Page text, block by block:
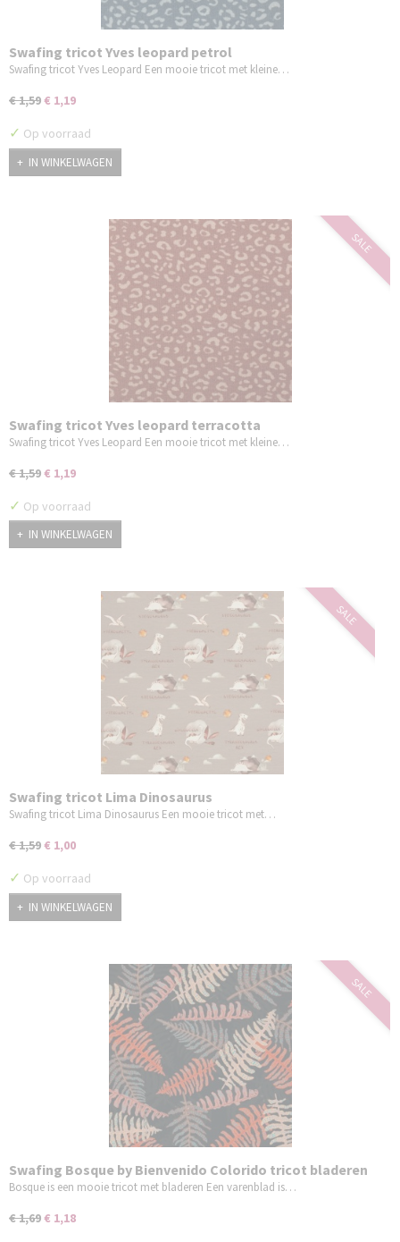
Swafing tricot Yves leopard petrol
Swafing tricot Yves Leopard Een mooie tricot met kleine…
€ 1,59€ 1,19
✓ Op voorraad
IN WINKELWAGEN
SALE
Swafing tricot Yves leopard terracotta
Swafing tricot Yves Leopard Een mooie tricot met kleine…
€ 1,59€ 1,19
✓ Op voorraad
IN WINKELWAGEN
SALE
Swafing tricot Lima Dinosaurus
Swafing tricot Lima Dinosaurus Een mooie tricot met…
€ 1,59€ 1,00
✓ Op voorraad
IN WINKELWAGEN
SALE
Swafing Bosque by Bienvenido Colorido tricot bladeren
roest/bruin
Bosque is een mooie tricot met bladeren Een varenblad is…
€ 1,69€ 1,18